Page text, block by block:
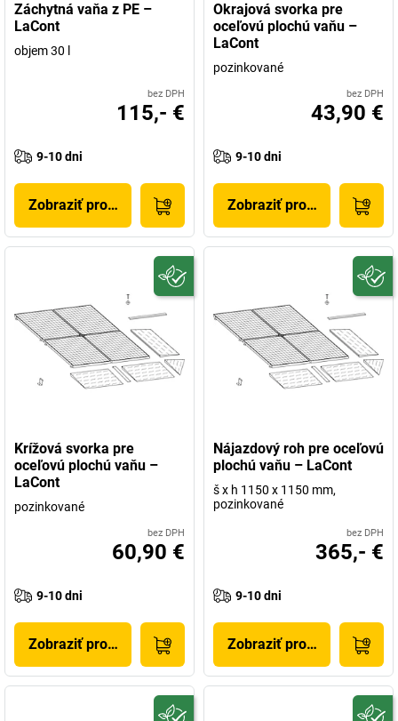
Záchytná vaňa z PE –
LaCont
objem 30 l
bez DPH
115,- €
9-10 dni
Zobraziť produkt
Okrajová svorka pre
oceľovú plochú vaňu –
LaCont
pozinkované
bez DPH
43,90 €
9-10 dni
Zobraziť produkt
Krížová svorka pre
oceľovú plochú vaňu –
LaCont
pozinkované
bez DPH
60,90 €
9-10 dni
Zobraziť produkt
Nájazdový roh pre oceľovú
plochú vaňu – LaCont
š x h 1150 x 1150 mm,
pozinkované
bez DPH
365,- €
9-10 dni
Zobraziť produkt